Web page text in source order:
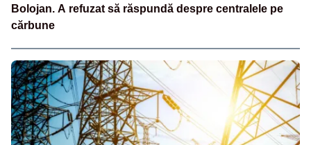
Bolojan. A refuzat să răspundă despre centralele pe
cărbune